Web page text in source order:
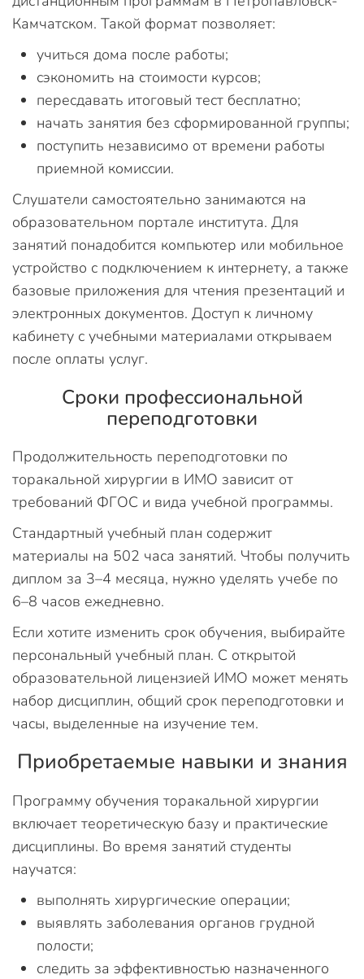
Камчатском. Такой формат позволяет:
учиться дома после работы;
сэкономить на стоимости курсов;
пересдавать итоговый тест бесплатно;
начать занятия без сформированной группы;
поступить независимо от времени работы
приемной комиссии.
Слушатели самостоятельно занимаются на
образовательном портале института. Для
занятий понадобится компьютер или мобильное
устройство с подключением к интернету, а также
базовые приложения для чтения презентаций и
электронных документов. Доступ к личному
кабинету с учебными материалами открываем
после оплаты услуг.
Сроки профессиональной
переподготовки
Продолжительность переподготовки по
торакальной хирургии в ИМО зависит от
требований ФГОС и вида учебной программы.
Стандартный учебный план содержит
материалы на 502 часа занятий. Чтобы получить
диплом за 3–4 месяца, нужно уделять учебе по
6–8 часов ежедневно.
Если хотите изменить срок обучения, выбирайте
персональный учебный план. С открытой
образовательной лицензией ИМО может менять
набор дисциплин, общий срок переподготовки и
часы, выделенные на изучение тем.
Приобретаемые навыки и знания
Программу обучения торакальной хирургии
включает теоретическую базу и практические
дисциплины. Во время занятий студенты
научатся:
выполнять хирургические операции;
выявлять заболевания органов грудной
полости;
следить за эффективностью назначенного